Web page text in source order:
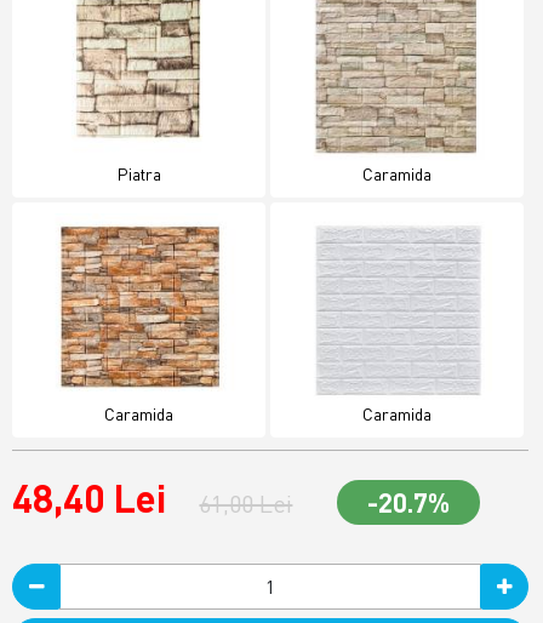
Piatra Caramida
Caramida Caramida
48,40 Lei 61,00 Lei -20.7%